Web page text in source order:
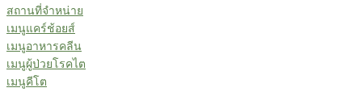
สถานที่จำหน่าย
เมนูแคร์ช้อยส์
เมนูอาหารคลีน
เมนูผู้ป่วยโรคไต
เมนูคีโต